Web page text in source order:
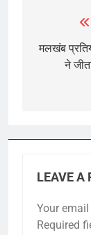
मलखंब
ने
LEAVE A
Your
Required